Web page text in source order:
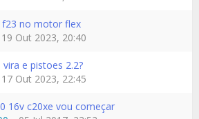
f23 no motor flex
19 Out 2023, 20:40
e pistoes 2.2?
17 Out 2023, 22:45
16v c20xe vou começar